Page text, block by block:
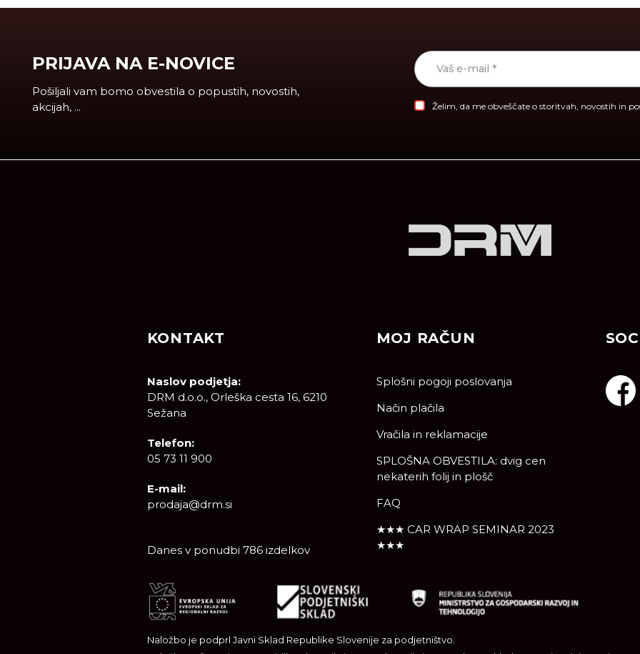
PRIJAVA NA E-NOVICE
Pošiljali vam bomo obvestila o popustih, novostih,
akcijah, ...
Želim, da me obveščate o storitvah, novostih in
KONTAKT
Naslov podjetja:
DRM d.o.o., Orleška cesta 16, 6210
Sežana
Telefon:
05 73 11 900
E-mail:
prodaja@drm.si
Danes v ponudbi 786 izdelkov
MOJ RAČUN
Splošni pogoji poslovanja
Način plačila
Vračila in reklamacije
SPLOŠNA OBVESTILA: dvig cen
nekaterih folij in plošč
FAQ
★★★ CAR WRAP SEMINAR 2023
★★★
Naložbo je podprl Javni Sklad Republike Slovenije za podjetništvo.